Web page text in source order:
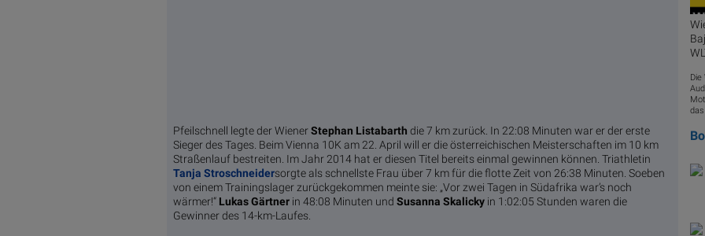
Pfeilschnell legte der WienerStephan Listabarth die 7 km zurück. In 22:08 Minuten war er der erste
Sieger des Tages. Beim Vienna 10K am 22. April will er die österreichischen Meisterschaften im 10 km
Straßenlauf bestreiten. Im Jahr 2014 hat er diesen Titel bereits einmal gewinnen können. Triathletin
Tanja Stroschneidersorgte als schnellste Frau über 7 km für die flotte Zeit von 26:38 Minuten. Soeben
von einem Trainingslager zurückgekommen meinte sie: „Vor zwei Tagen in Südafrika war’s noch
wärmer!“ Lukas Gärtnerin 48:08 Minuten und Susanna Skalickyin 1:02:05 Stunden waren die
Gewinner des 14-km-Laufes.